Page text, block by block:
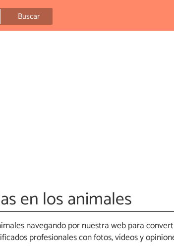
Buscar
en los animales
navegando por nuestra web para
profesionales con fotos, vídeos y